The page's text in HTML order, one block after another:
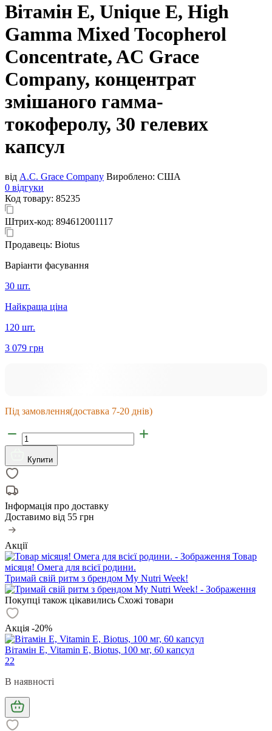
Вітамін Е, Unique E, High
Gamma Mixed Tocopherol
Concentrate, AC Grace
Company, концентрат
змішаного гамма-
токоферолу, 30 гелевих
капсул
від A.C. Grace Company Вироблено: США
0 відгуки
Код товару: 85235
Штрих-код: 894612001117
Продавець: Biotus
Варіанти фасування
30 шт.
Найкраща ціна
120 шт.
3 079 грн
Під замовлення(доставка 7-20 днів)
Купити
Інформація про доставку
Доставимо від 55 грн
Акції
Товар
місяця! Омега для всієї родини.
Тримай свій ритм з брендом My Nutri Week!
Покупці також цікавились Схожі товари
Акція -20%
Вітамін Е, Vitamin Е, Biotus, 100 мг, 60 капсул
22
В наявності